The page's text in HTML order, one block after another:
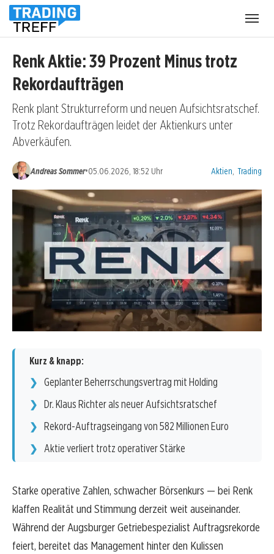
Renk Aktie: 39 Prozent Minus trotz
Rekordaufträgen
Renk plant Strukturreform und neuen Aufsichtsratschef.
Trotz Rekordaufträgen leidet der Aktienkurs unter
Abverkäufen.
Andreas Sommer•05.06.2026, 18:52 Uhr Kategorien:
Aktien Trading
Kurz & knapp:
Geplanter Beherrschungsvertrag mit Holding
Dr. Klaus Richter als neuer Aufsichtsratschef
Rekord-Auftragseingang von 582 Millionen Euro
Aktie verliert trotz operativer Stärke
Starke operative Zahlen, schwacher Börsenkurs — bei Renk
klaffen Realität und Stimmung derzeit weit auseinander.
Während der Augsburger Getriebespezialist Auftragsrekorde
feiert, bereitet das Management hinter den Kulissen